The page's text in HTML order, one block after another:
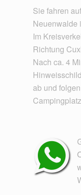
Sie fahren
Neuenwalde
Im
Richtung
Nach ca. 4
ab und